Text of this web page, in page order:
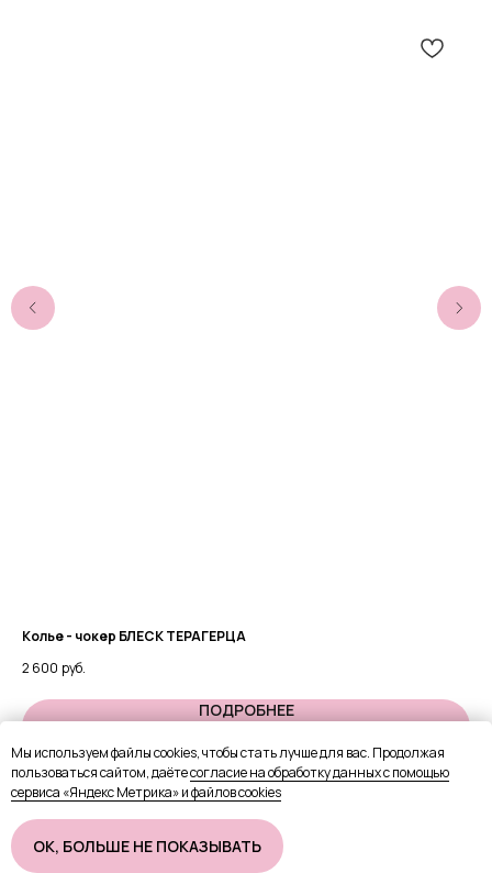
Колье - чокер БЛЕСК ТЕРАГЕРЦА
2 600 руб.
ПОДРОБНЕЕ
В КОРЗИНУ
Мы используем файлы cookies, чтобы стать лучше для вас. Продолжая
пользоваться сайтом, даётесогласие на обработку данных с помощью
сервиса «Яндекс Метрика» и файлов cookies
OК, БОЛЬШЕ НЕ ПОКАЗЫВАТЬ